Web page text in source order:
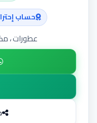
إضافة إعلانحساب
عطورات ،